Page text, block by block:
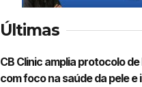
Últimas
CB Clinic amplia protocolo
com foco na saúde da pele e